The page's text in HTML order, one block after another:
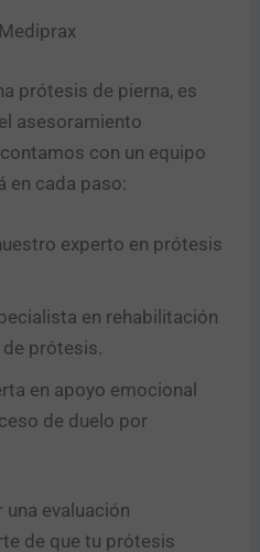
prótesis de pierna, es
asesoramiento
contamos con un equipo
en cada paso:
experto en prótesis
en rehabilitación
prótesis.
en apoyo emocional
de duelo por
una evaluación
de que tu prótesis